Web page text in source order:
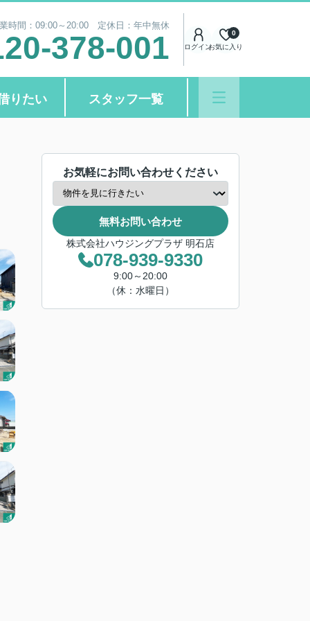
時間：09:00～20:00 定休日：年中無休
378-001 ログインお気に入り
0
りたい スタッフ一覧
お気軽にお問い合わせください
無料お問い合わせ
株式会社ハウジングプラザ 明石店
078-939-9330
9:00～20:00
（休：水曜日）